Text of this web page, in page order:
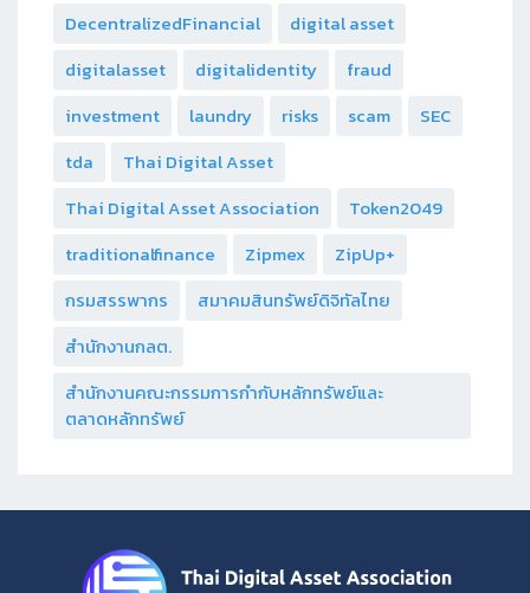
DecentralizedFinancial
digital asset
digitalasset
digitalidentity
fraud
investment
laundry risks scam
SEC
tda
Thai Digital Asset
Thai Digital Asset Association
Token2049
traditionalfinance
Zipmex
ZipUp+
กรมสรรพากร
สมาคมสินทรัพย์ดิจิทัลไทย
สำนักงานกลต.
สำนักงานคณะกรรมการกำกับหลักทรัพย์และ
ตลาดหลักทรัพย์